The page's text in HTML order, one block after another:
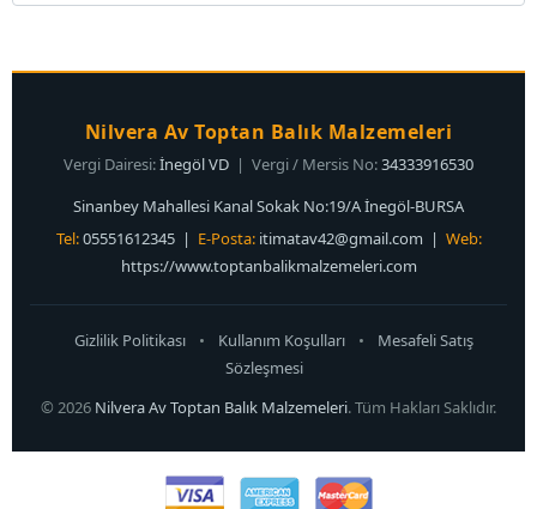
Nilvera Av Toptan Balık Malzemeleri
Vergi Dairesi:İnegöl VD | Vergi / Mersis No:34333916530
Sinanbey Mahallesi Kanal Sokak No:19/A İnegöl-BURSA
Tel:05551612345 | E-Posta: itimatav42@gmail.com | Web:
https://www.toptanbalikmalzemeleri.com
Gizlilik Politikası • Kullanım Koşulları •
Mesafeli Satış
Sözleşmesi
© 2026 Nilvera Av Toptan Balık Malzemeleri. Tüm Hakları Saklıdır.